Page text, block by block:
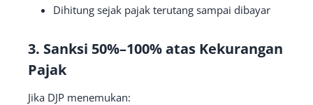
Dihitung sejak pajak terutang sampai dibayar
3. Sanksi 50%–100% atas Kekurangan
Pajak
Jika DJP menemukan: